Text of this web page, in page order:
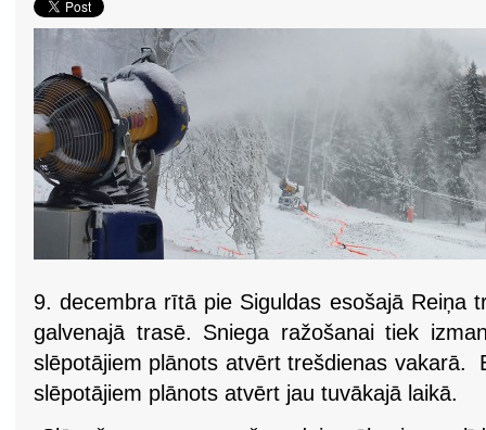
9. decembra rītā pie Siguldas esošajā Reiņa
galvenajā trasē. Sniega ražošanai tiek
slēpotājiem plānots atvērt trešdienas vakarā.
slēpotājiem plānots atvērt jau tuvākajā laikā.